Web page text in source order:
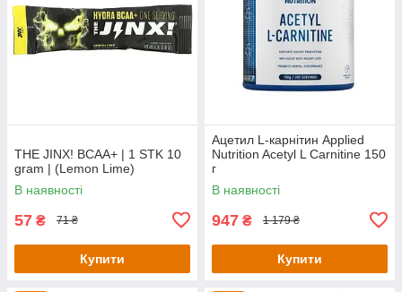
THE JINX! BCAA+ | 1 STK 10
gram | (Lemon Lime)
В наявності
57 ₴ 71 ₴
Купити
Ацетил L-карнітин Applied
Nutrition Acetyl L Carnitine 150
г
В наявності
947 ₴ 1 179 ₴
Купити